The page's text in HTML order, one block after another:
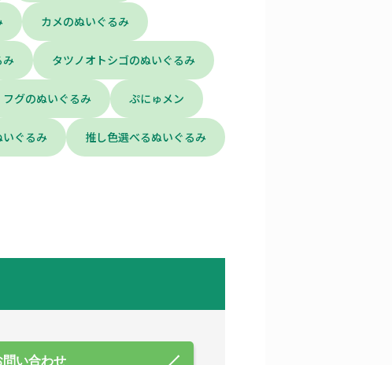
カメのぬいぐるみ
み タツノオトシゴのぬいぐるみ
フグのぬいぐるみ ぷにゅメン
いぐるみ 推し色選べるぬいぐるみ
問い合わせ